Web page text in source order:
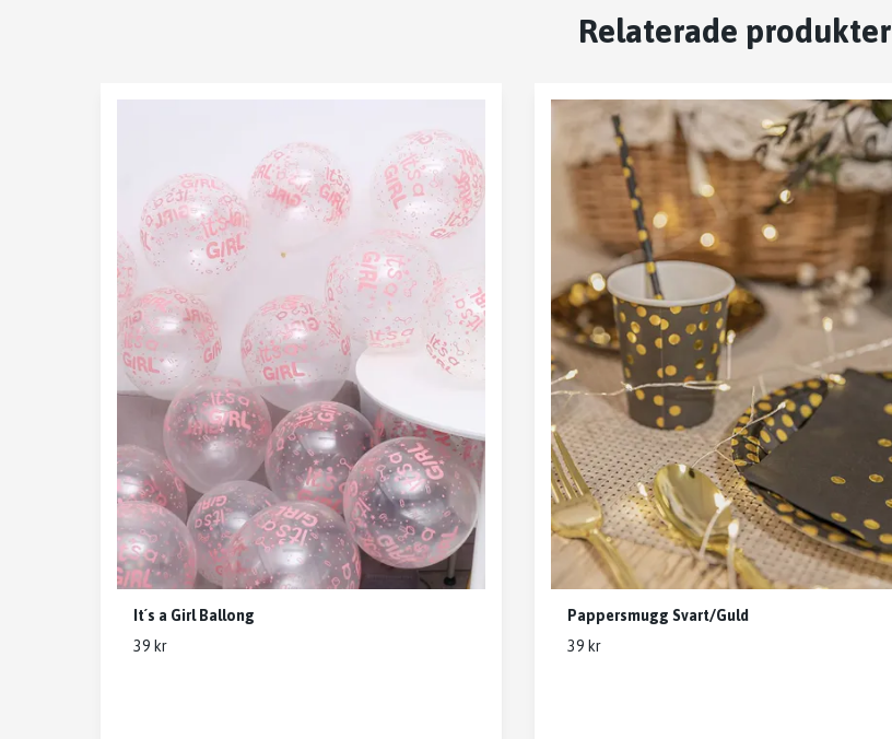
Relaterade produkter
It´s a Girl Ballong
39 kr
Pappersmugg Svart/Guld
39 kr